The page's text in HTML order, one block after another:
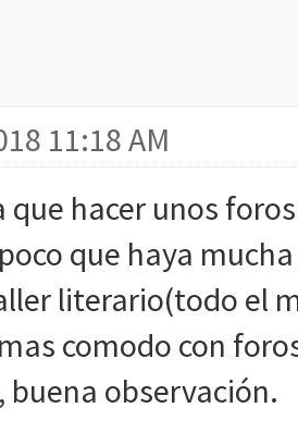
11:18 AM
que hacer unos
que haya
literario(todo el
comodo con
buena observación.